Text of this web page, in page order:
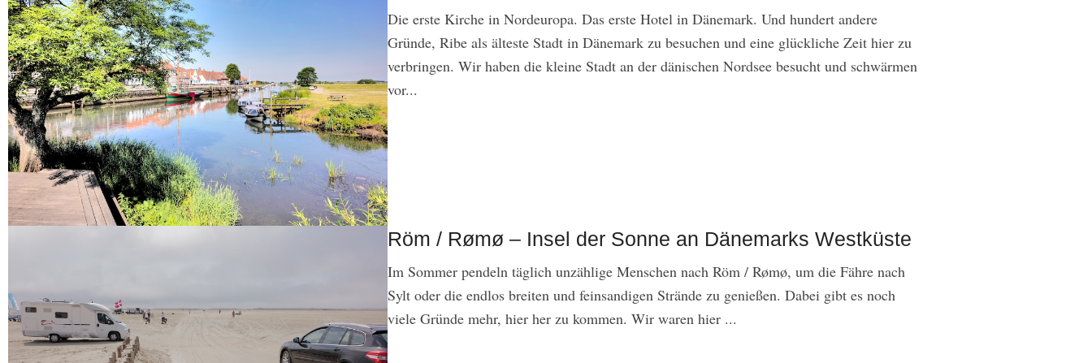
Die erste Kirche in Nordeuropa. Das erste Hotel in Dänemark. Und hundert andere
Gründe, Ribe als älteste Stadt in Dänemark zu besuchen und eine glückliche Zeit hier zu
verbringen. Wir haben die kleine Stadt an der dänischen Nordsee besucht und schwärmen
vor...
Röm / Rømø – Insel der Sonne an Dänemarks Westküste
Im Sommer pendeln täglich unzählige Menschen nach Röm / Rømø, um die Fähre nach
Sylt oder die endlos breiten und feinsandigen Strände zu genießen. Dabei gibt es noch
viele Gründe mehr, hier her zu kommen. Wir waren hier ...